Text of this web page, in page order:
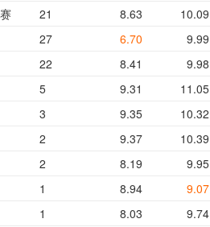
21 8.63 10.09
27 6.70 9.99
22 8.41 9.98
5 9.31 11.05
3 9.35 10.32
2 9.37 10.39
2 8.19 9.95
1 8.94 9.07
1 8.03 9.74